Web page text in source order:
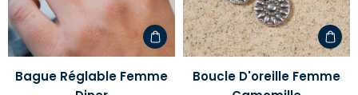
d'envies
Bague Réglable Femme
Boucle D'oreille Femme